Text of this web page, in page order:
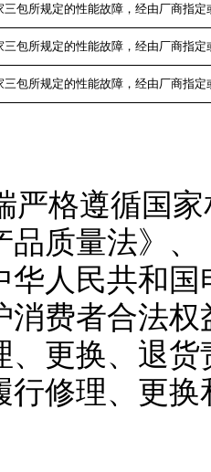
三包所规定的性能故障，经由厂商指
三包所规定的性能故障，经由厂商指
三包所规定的性能故障，经由厂商指
遵循国家
品质量法》
华人民共和
消费者合法
、更换、退
行修理、更